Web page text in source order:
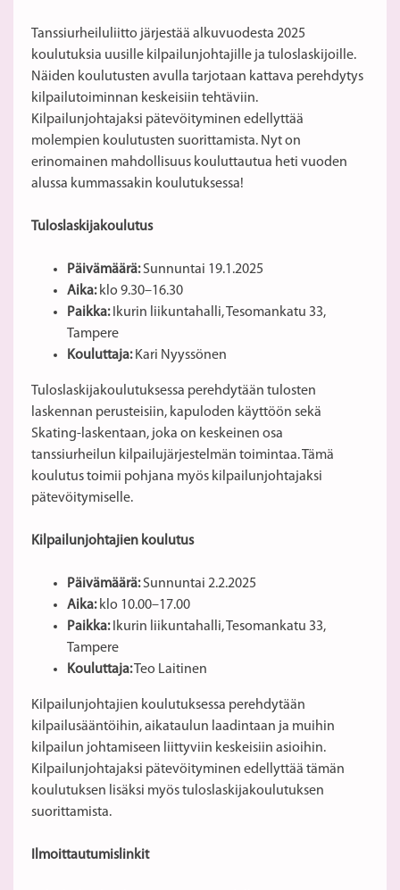
Tanssiurheiluliitto järjestää alkuvuodesta 2025
koulutuksia uusille kilpailunjohtajille ja tuloslaskijoille.
Näiden koulutusten avulla tarjotaan kattava perehdytys
kilpailutoiminnan keskeisiin tehtäviin.
Kilpailunjohtajaksi pätevöityminen edellyttää
molempien koulutusten suorittamista. Nyt on
erinomainen mahdollisuus kouluttautua heti vuoden
alussa kummassakin koulutuksessa!
Tuloslaskijakoulutus
Päivämäärä:Sunnuntai 19.1.2025
Aika:klo 9.30–16.30
Paikka:Ikurin liikuntahalli, Tesomankatu 33,
Tampere
Kouluttaja:Kari Nyyssönen
Tuloslaskijakoulutuksessa perehdytään tulosten
laskennan perusteisiin, kapuloden käyttöön sekä
Skating-laskentaan, joka on keskeinen osa
tanssiurheilun kilpailujärjestelmän toimintaa. Tämä
koulutus toimii pohjana myös kilpailunjohtajaksi
pätevöitymiselle.
Kilpailunjohtajien koulutus
Päivämäärä:Sunnuntai 2.2.2025
Aika:klo 10.00–17.00
Paikka:Ikurin liikuntahalli, Tesomankatu 33,
Tampere
Kouluttaja:Teo Laitinen
Kilpailunjohtajien koulutuksessa perehdytään
kilpailusääntöihin, aikataulun laadintaan ja muihin
kilpailun johtamiseen liittyviin keskeisiin asioihin.
Kilpailunjohtajaksi pätevöityminen edellyttää tämän
koulutuksen lisäksi myös tuloslaskijakoulutuksen
suorittamista.
Ilmoittautumislinkit